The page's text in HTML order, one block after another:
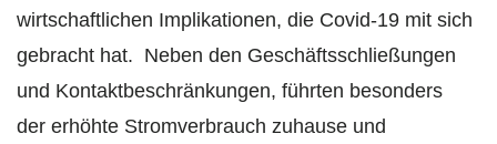
wirtschaftlichen Implikationen, die Covid-19 mit sich
gebracht hat. Neben den Geschäftsschließungen
und Kontaktbeschränkungen, führten besonders
der erhöhte Stromverbrauch zuhause und